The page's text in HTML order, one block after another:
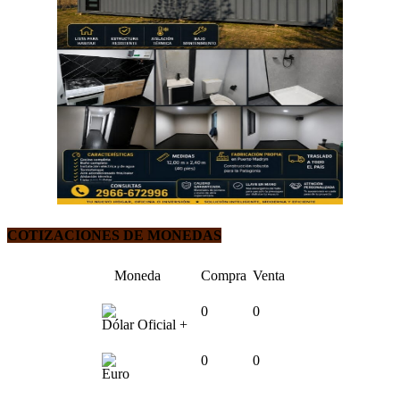
COTIZACIONES DE MONEDAS
Moneda Compra Venta
Dólar Oficial +
0 0
Euro
0 0